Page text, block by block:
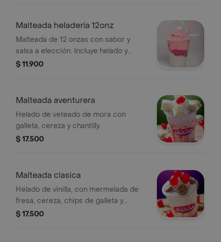
Malteada heladeria 12onz
Malteada de 12 onzas con sabor y
salsa a elección. Incluye helado y
base cremosa.
$ 11.900
Malteada aventurera
Helado de veteado de mora con
galleta, cereza y chantilly.
$ 17.500
Malteada clasica
Helado de vinilla, con mermelada de
fresa, cereza, chips de galleta y
crema chantilly.
$ 17.500